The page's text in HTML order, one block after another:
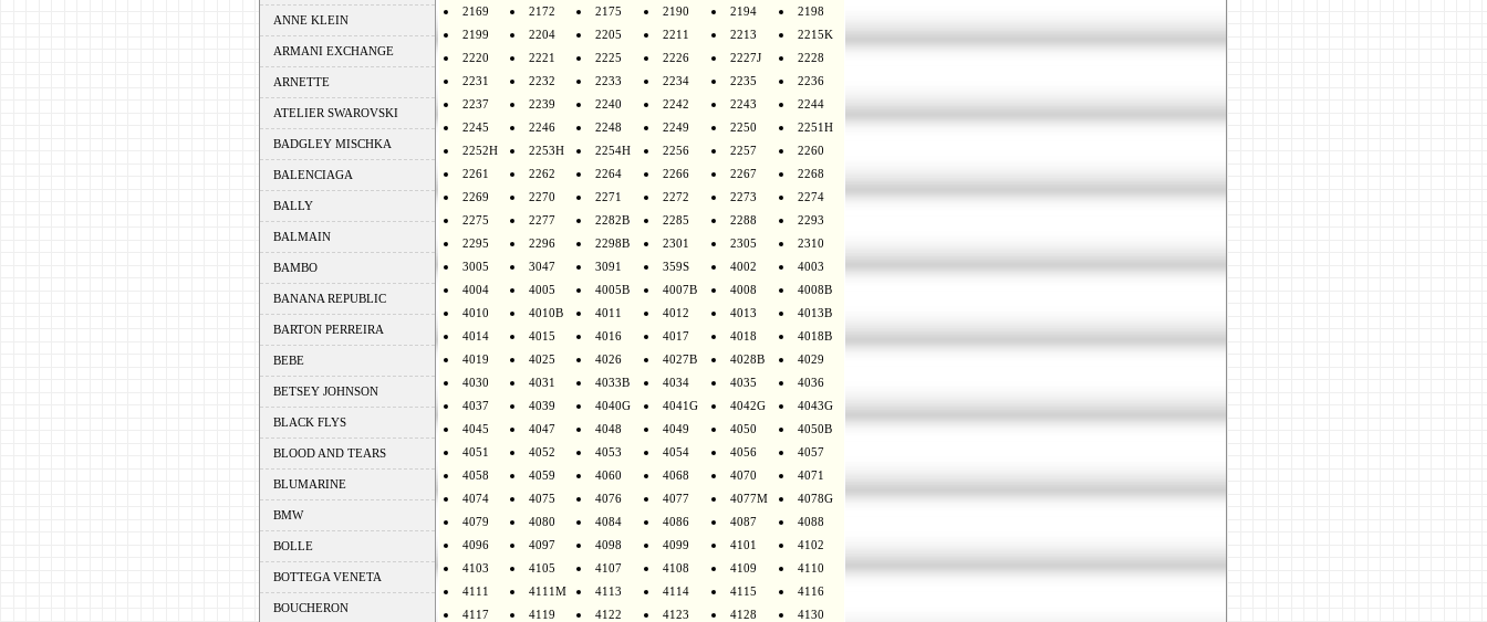
ANNE KLEIN
ARMANI EXCHANGE
ARNETTE
ATELIER SWAROVSKI
BADGLEY MISCHKA
BALENCIAGA
BALLY
BALMAIN
BAMBO
BANANA REPUBLIC
BARTON PERREIRA
BEBE
BETSEY JOHNSON
BLACK FLYS
BLOOD AND TEARS
BLUMARINE
BMW
BOLLE
BOTTEGA VENETA
BOUCHERON
2169
2172 2175 2190 2194
2198
2199
2204 2205 2211 2213
2215K
2220
2221 2225 2226 2227J
2228
2231
2232 2233 2234 2235
2236
2237
2239 2240 2242 2243
2244
2245
2246 2248 2249 2250
2251H
2252H
2253H 2254H 2256 2257
2260
2261
2262 2264 2266 2267
2268
2269
2270 2271 2272 2273
2274
2275
2277 2282B 2285 2288
2293
2295
2296 2298B 2301 2305
2310
3005
3047 3091 359S 4002
4003
4004
4005 4005B 4007B 4008
4008B
4010
4010B 4011 4012 4013
4013B
4014
4015 4016 4017 4018
4018B
4019
4025 4026 4027B 4028B
4029
4030
4031 4033B 4034 4035
4036
4037
4039 4040G 4041G 4042G
4043G
4045
4047 4048 4049 4050
4050B
4051
4052 4053 4054 4056
4057
4058
4059 4060 4068 4070
4071
4074
4075 4076 4077 4077M
4078G
4079
4080 4084 4086 4087
4088
4096
4097 4098 4099 4101
4102
4103
4105 4107 4108 4109
4110
4111
4111M 4113 4114 4115
4116
4117
4119 4122 4123 4128
4130